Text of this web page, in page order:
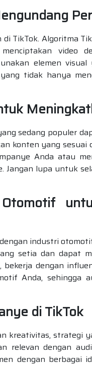
TikTok. Algoritma
video
elemen
tidak hanya
sedang populer
konten yang sesuai
Anda atau
Jangan lupa untuk
industri
setia dan dapat
dengan
Anda, sehingga
di TikTok
kreativitas, strategi
relevan dengan
dengan berbagai